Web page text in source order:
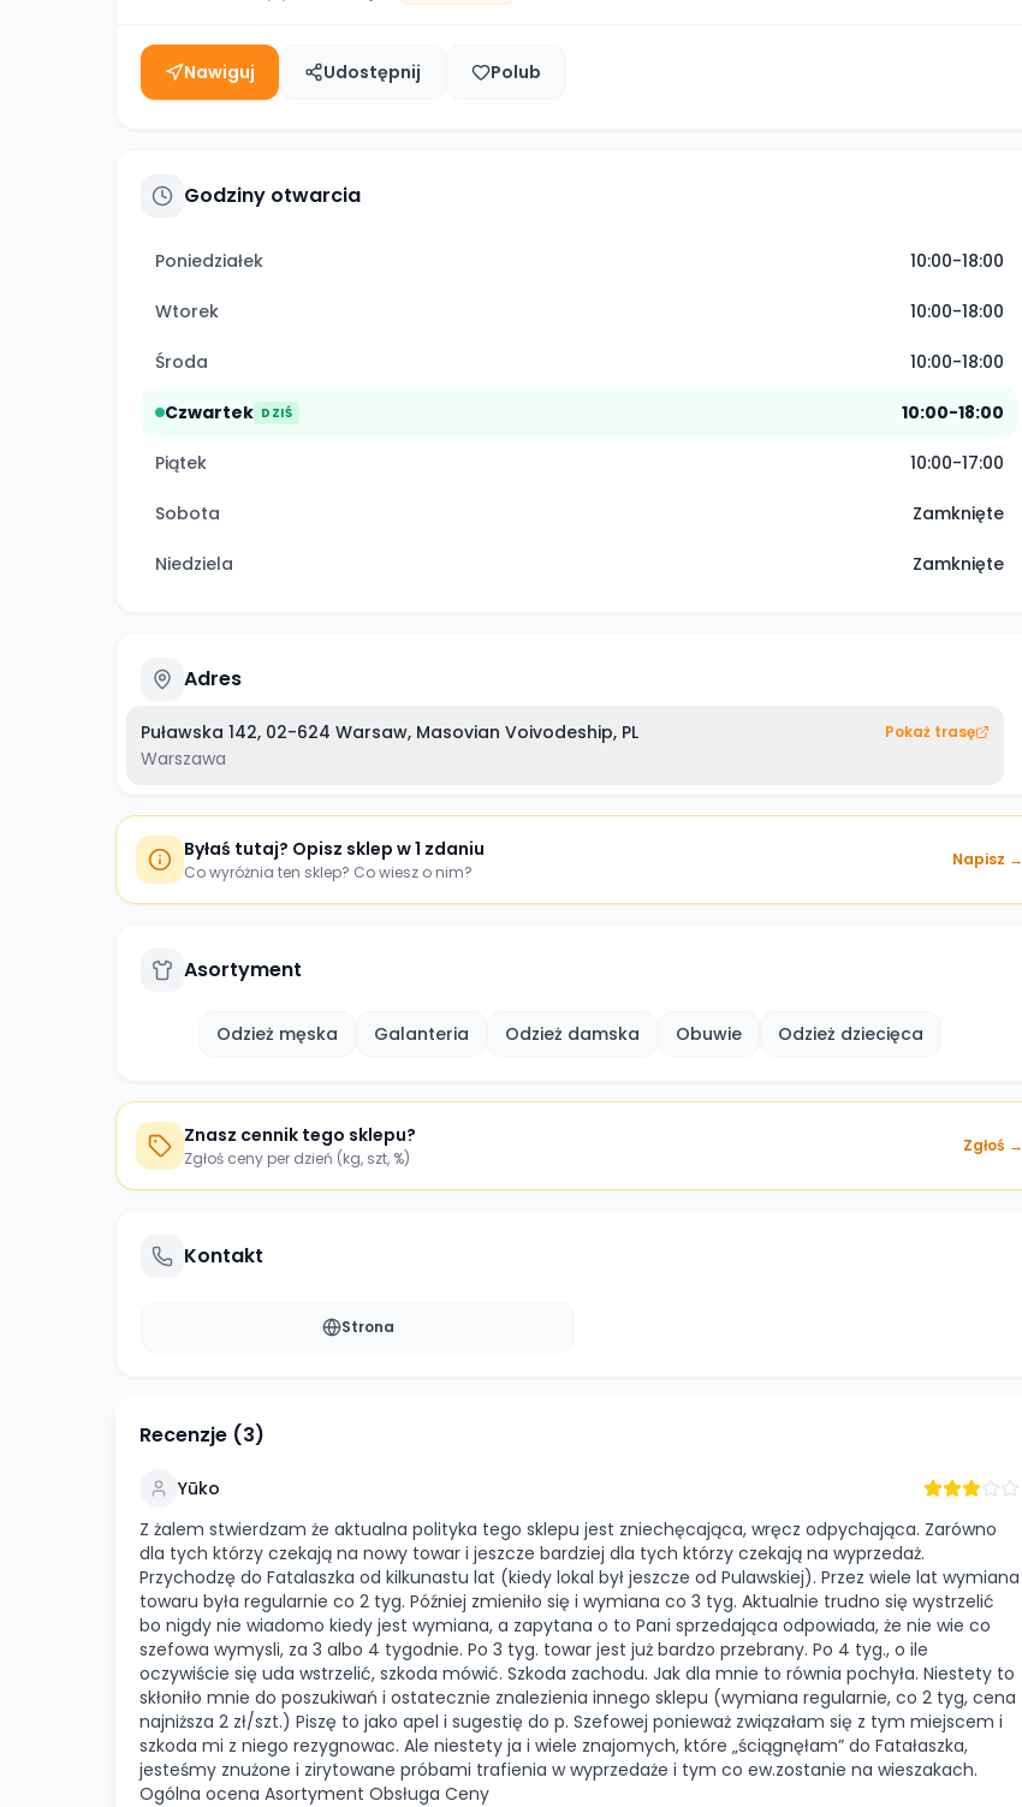
Nawiguj Udostępnij Polub
Godziny otwarcia
Poniedziałek 10:00-18:00
Wtorek 10:00-18:00
Środa 10:00-18:00
Czwartek DZIŚ 10:00-18:00
Piątek 10:00-17:00
Sobota Zamknięte
Niedziela Zamknięte
Adres
Puławska 142, 02-624 Warsaw, Masovian Voivodeship, PL
Warszawa
Pokaż trasę
Byłaś tutaj? Opisz sklep w 1 zdaniu
Co wyróżnia ten sklep? Co wiesz o nim?
Napisz →
Asortyment
Odzież męska Galanteria Odzież damska Obuwie Odzież dziecięca
Znasz cennik tego sklepu?
Zgłoś ceny per dzień (kg, szt, %)
Zgłoś →
Kontakt
Strona
Recenzje (3)
Yūko
Z żalem stwierdzam że aktualna polityka tego sklepu jest zniechęcająca, wręcz odpychająca. Zarówno
dla tych którzy czekają na nowy towar i jeszcze bardziej dla tych którzy czekają na wyprzedaż.
Przychodzę do Fatalaszka od kilkunastu lat (kiedy lokal był jeszcze od Pulawskiej). Przez wiele lat wymiana
towaru była regularnie co 2 tyg. Później zmieniło się i wymiana co 3 tyg. Aktualnie trudno się wystrzelić
bo nigdy nie wiadomo kiedy jest wymiana, a zapytana o to Pani sprzedająca odpowiada, że nie wie co
szefowa wymysli, za 3 albo 4 tygodnie. Po 3 tyg. towar jest już bardzo przebrany. Po 4 tyg., o ile
oczywiście się uda wstrzelić, szkoda mówić. Szkoda zachodu. Jak dla mnie to równia pochyła. Niestety to
skłoniło mnie do poszukiwań i ostatecznie znalezienia innego sklepu (wymiana regularnie, co 2 tyg, cena
najniższa 2 zł/szt.) Piszę to jako apel i sugestię do p. Szefowej ponieważ związałam się z tym miejscem i
szkoda mi z niego rezygnowac. Ale niestety ja i wiele znajomych, które „ściągnęłam” do Fatałaszka,
jesteśmy znużone i zirytowane próbami trafienia w wyprzedaże i tym co ew.zostanie na wieszakach.
Ogólna ocena Asortyment Obsługa Ceny